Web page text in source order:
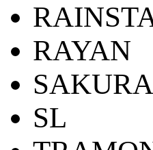
RAYAN
SAKURA
SL